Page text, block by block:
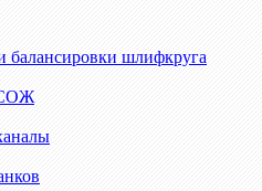
балансировки шлифкруга
СОЖ